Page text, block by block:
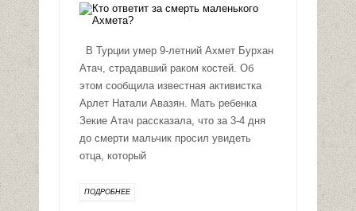
В Турции умер 9-летний Ахмет Бурхан
Атач, страдавший раком костей. Об
этом сообщила известная активистка
Арлет Натали Авазян. Мать ребенка
Зекие Атач рассказала, что за 3-4 дня
до смерти мальчик просил увидеть
отца, который
ПОДРОБНЕЕ